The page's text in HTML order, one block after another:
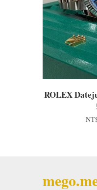
ROLEX